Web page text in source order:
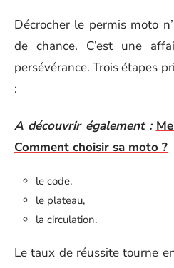
Décrocher le permis moto
de chance. C’est une
persévérance. Trois étapes
:
A découvrir également :
Comment choisir sa moto ?
le code,
le plateau,
la circulation.
Le taux de réussite tourne